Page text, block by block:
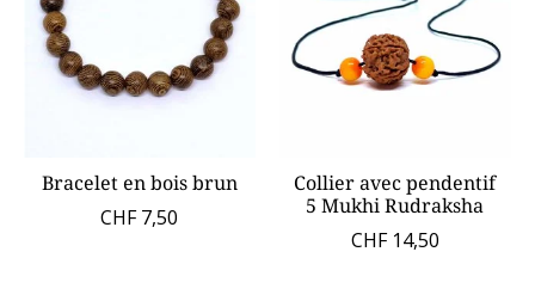
Bracelet en bois brun
CHF 7,50
Collier avec pendentif
5 Mukhi Rudraksha
CHF 14,50